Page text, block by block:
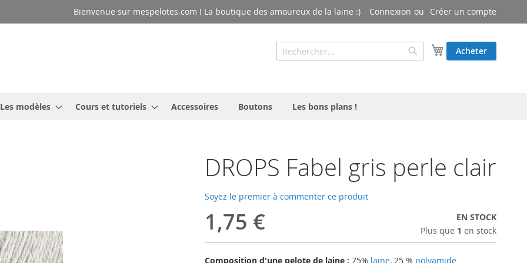
Bienvenue sur mespelotes.com ! La boutique des amoureux de la laine :) Connexion Créer un compte
Mon panier
Acheter
Rechercher
Rechercher
Les modèles Cours et tutoriels Accessoires Boutons Les bons plans !
DROPS Fabel gris perle clair
Soyez le premier à commenter ce produit
1,75 €
EN STOCK
Plus que 1 en stock
Composition d'une pelote de laine : 75% laine, 25 % polyamide